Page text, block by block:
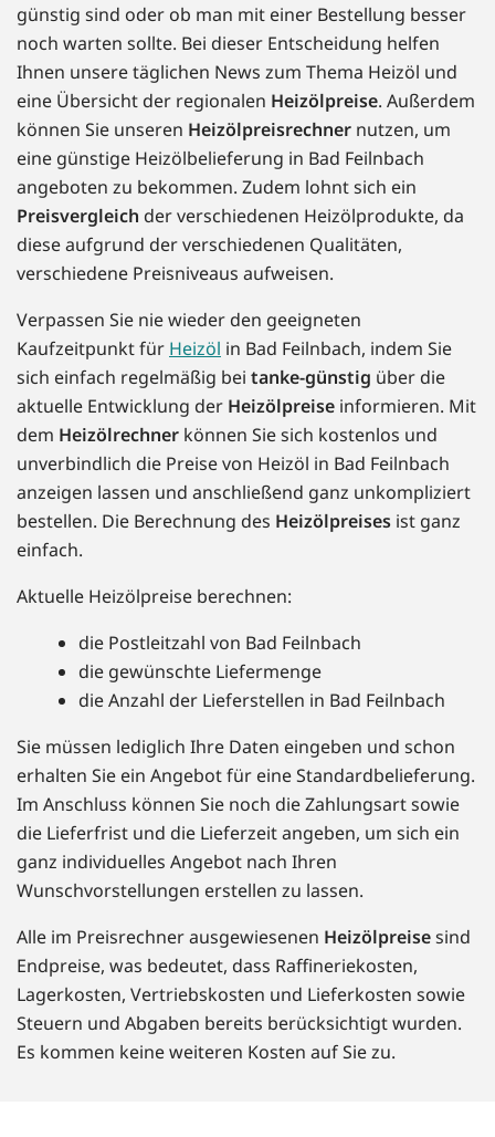
günstig sind oder ob man mit einer Bestellung besser
noch warten sollte. Bei dieser Entscheidung helfen
Ihnen unsere täglichen News zum Thema Heizöl und
eine Übersicht der regionalen Heizölpreise. Außerdem
können Sie unseren Heizölpreisrechner nutzen, um
eine günstige Heizölbelieferung in Bad Feilnbach
angeboten zu bekommen. Zudem lohnt sich ein
Preisvergleich der verschiedenen Heizölprodukte, da
diese aufgrund der verschiedenen Qualitäten,
verschiedene Preisniveaus aufweisen.
Verpassen Sie nie wieder den geeigneten
Kaufzeitpunkt für Heizöl in Bad Feilnbach, indem Sie
sich einfach regelmäßig bei tanke-günstig über die
aktuelle Entwicklung der Heizölpreise informieren. Mit
dem Heizölrechner können Sie sich kostenlos und
unverbindlich die Preise von Heizöl in Bad Feilnbach
anzeigen lassen und anschließend ganz unkompliziert
bestellen. Die Berechnung des Heizölpreises ist ganz
einfach.
Aktuelle Heizölpreise berechnen:
die Postleitzahl von Bad Feilnbach
die gewünschte Liefermenge
die Anzahl der Lieferstellen in Bad Feilnbach
Sie müssen lediglich Ihre Daten eingeben und schon
erhalten Sie ein Angebot für eine Standardbelieferung.
Im Anschluss können Sie noch die Zahlungsart sowie
die Lieferfrist und die Lieferzeit angeben, um sich ein
ganz individuelles Angebot nach Ihren
Wunschvorstellungen erstellen zu lassen.
Alle im Preisrechner ausgewiesenen Heizölpreisesind
Endpreise, was bedeutet, dass Raffineriekosten,
Lagerkosten, Vertriebskosten und Lieferkosten sowie
Steuern und Abgaben bereits berücksichtigt wurden.
Es kommen keine weiteren Kosten auf Sie zu.